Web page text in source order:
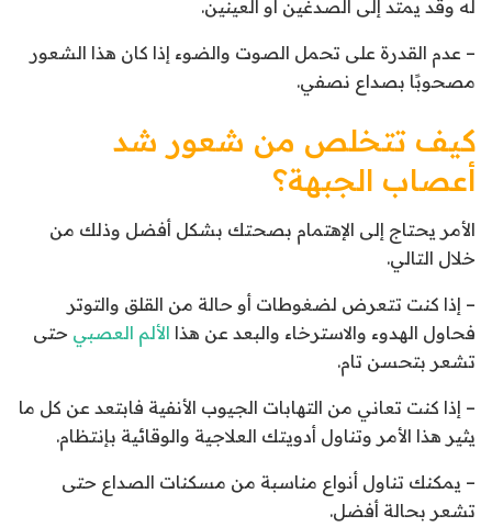
له وقد يمتد إلى الصدغين أو العينين.
– عدم القدرة على تحمل الصوت والضوء إذا كان هذا الشعور
مصحوبًا بصداع نصفي.
كيف تتخلص من شعور شد
أعصاب الجبهة؟
الأمر يحتاج إلى الإهتمام بصحتك بشكل أفضل وذلك من
خلال التالي.
– إذا كنت تتعرض لضغوطات أو حالة من القلق والتوتر
فحاول الهدوء والاسترخاء والبعد عن هذا الألم العصبي حتى
تشعر بتحسن تام.
– إذا كنت تعاني من التهابات الجيوب الأنفية فابتعد عن كل ما
يثير هذا الأمر وتناول أدويتك العلاجية والوقائية بإنتظام.
– يمكنك تناول أنواع مناسبة من مسكنات الصداع حتى
تشعر بحالة أفضل.